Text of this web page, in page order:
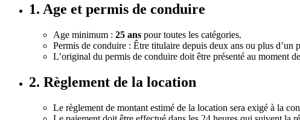
1. Age et permis de conduire
Age minimum : 25 ans pour toutes les catégories.
Permis de conduire : Être titulaire depuis deux ans ou plus d’un
L’original du permis de conduire doit être présenté au moment
2. Règlement de la location
Le règlement de montant estimé de la location sera exigé à la